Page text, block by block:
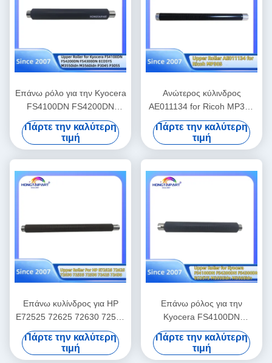
Επάνω ρόλο για την Kyocera
FS4100DN FS4200DN
FS4300DN ECOSYS
M3550idn M3560idn P3045
P3055 P3060 M3860idn
M3145 M3645 M3655
M3660 P3260
Πάρτε την καλύτερη
τιμή
Ανώτερος κύλινδρος
AE011134 for Ricoh MP305
Printer Fuser Heat Roller
Αναλώσιμα γραφείου
Πάρτε την καλύτερη
τιμή
Επάνω κυλίνδρος για HP
E72525 72625 72630 72535
72530 72425 72430
Υπηρεσιακό εξοπλισμό
κυλίνδρων θερμότητας
Πάρτε την καλύτερη
τιμή
Επάνω ρόλος για την
Kyocera FS4100DN
FS4200DN FS4300DN
ECOSYS M3550idn
M3560idn Fuser Roller
Πάρτε την καλύτερη
τιμή